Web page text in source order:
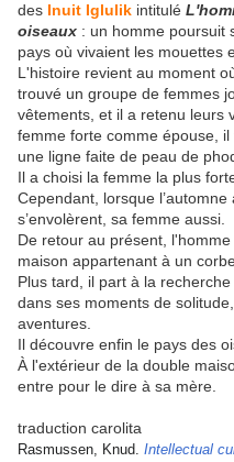
des Inuit Iglulik intitulé
oiseaux : un homme poursuit
pays où vivaient les mouettes
L'histoire revient au moment
trouvé un groupe de femmes
vêtements, et il a retenu leurs
femme forte comme épouse,
une ligne faite de peau de
Il a choisi la femme la plus
Cependant, lorsque
s’envolèrent, sa femme aussi.
De retour au présent,
maison appartenant à un
Plus tard, il part à la
dans ses moments de
aventures.
Il découvre enfin le pays des
À l'extérieur de la double
entre pour le dire à sa mère.
traduction carolita
Rasmussen, Knud. Intellectual